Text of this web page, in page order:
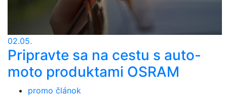
02.05.
Pripravte sa na cestu s auto-
moto produktami OSRAM
promo článok